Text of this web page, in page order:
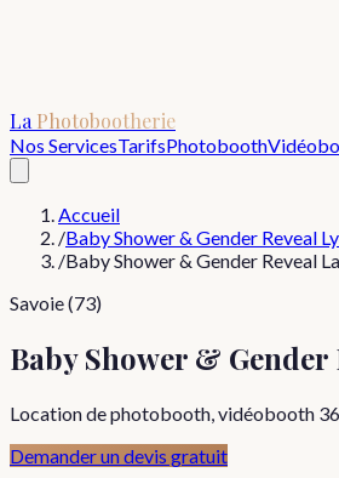
La Photobootherie
Nos ServicesTarifsPhotobooth
Accueil
/Baby Shower & Gender Reveal
/Baby Shower & Gender Reveal
Savoie (73)
Baby Shower &
Location de photobooth, vidéobooth
Demander un devis gratuit